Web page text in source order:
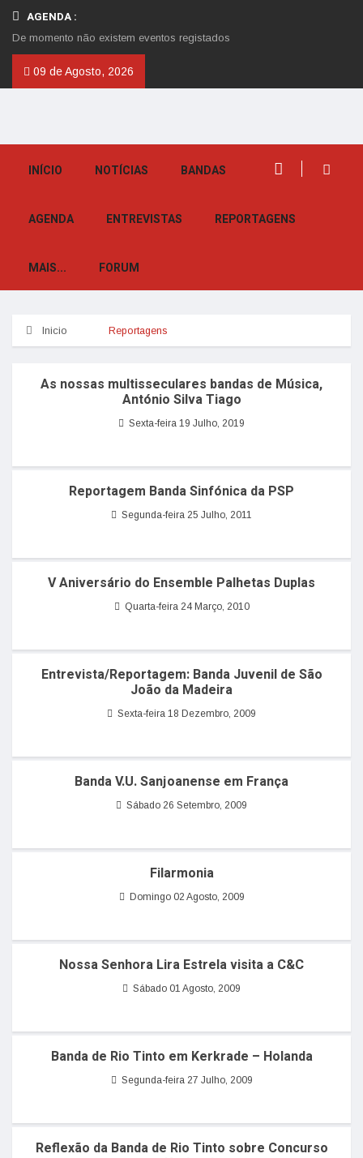
AGENDA :
De momento não existem eventos registados
09 de Agosto, 2026
INÍCIO NOTÍCIAS BANDAS
AGENDA ENTREVISTAS REPORTAGENS
MAIS... FORUM
Inicio Reportagens
As nossas multisseculares bandas de Música,
António Silva Tiago
Sexta-feira 19 Julho, 2019
Reportagem Banda Sinfónica da PSP
Segunda-feira 25 Julho, 2011
V Aniversário do Ensemble Palhetas Duplas
Quarta-feira 24 Março, 2010
Entrevista/Reportagem: Banda Juvenil de São
João da Madeira
Sexta-feira 18 Dezembro, 2009
Banda V.U. Sanjoanense em França
Sábado 26 Setembro, 2009
Filarmonia
Domingo 02 Agosto, 2009
Nossa Senhora Lira Estrela visita a C&C
Sábado 01 Agosto, 2009
Banda de Rio Tinto em Kerkrade – Holanda
Segunda-feira 27 Julho, 2009
Reflexão da Banda de Rio Tinto sobre Concurso